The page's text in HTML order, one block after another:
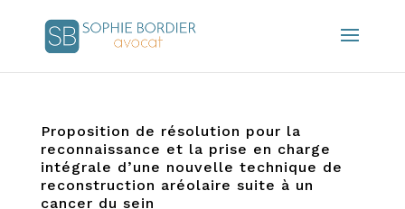
Proposition de résolution pour la
reconnaissance et la prise en charge
intégrale d’une nouvelle technique de
reconstruction aréolaire suite à un
cancer du sein